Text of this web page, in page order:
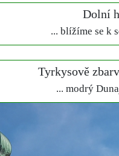
Dolní
... blížíme se k
Tyrkysově
... modrý